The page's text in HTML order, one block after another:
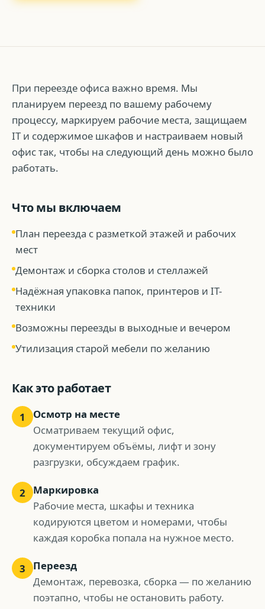
При переезде офиса важно время. Мы
планируем переезд по вашему рабочему
процессу, маркируем рабочие места, защищаем
IT и содержимое шкафов и настраиваем новый
офис так, чтобы на следующий день можно было
работать.
Что мы включаем
План переезда с разметкой этажей и рабочих
мест
Демонтаж и сборка столов и стеллажей
Надёжная упаковка папок, принтеров и IT-
техники
Возможны переезды в выходные и вечером
Утилизация старой мебели по желанию
Как это работает
1
Осмотр на месте
Осматриваем текущий офис,
документируем объёмы, лифт и зону
разгрузки, обсуждаем график.
2
Маркировка
Рабочие места, шкафы и техника
кодируются цветом и номерами, чтобы
каждая коробка попала на нужное место.
3
Переезд
Демонтаж, перевозка, сборка — по желанию
поэтапно, чтобы не остановить работу.